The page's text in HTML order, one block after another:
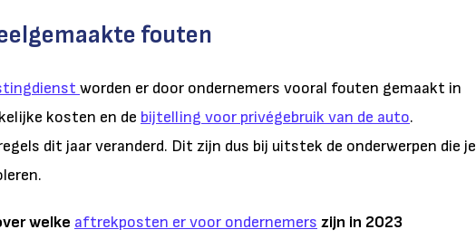
fouten
worden er door ondernemers vooral fouten gemaakt in
kosten en de bijtelling voor privégebruik van de auto.
dit jaar veranderd. Dit zijn dus bij uitstek de onderwerpen die je
welke aftrekposten er voor ondernemers zijn in 2023